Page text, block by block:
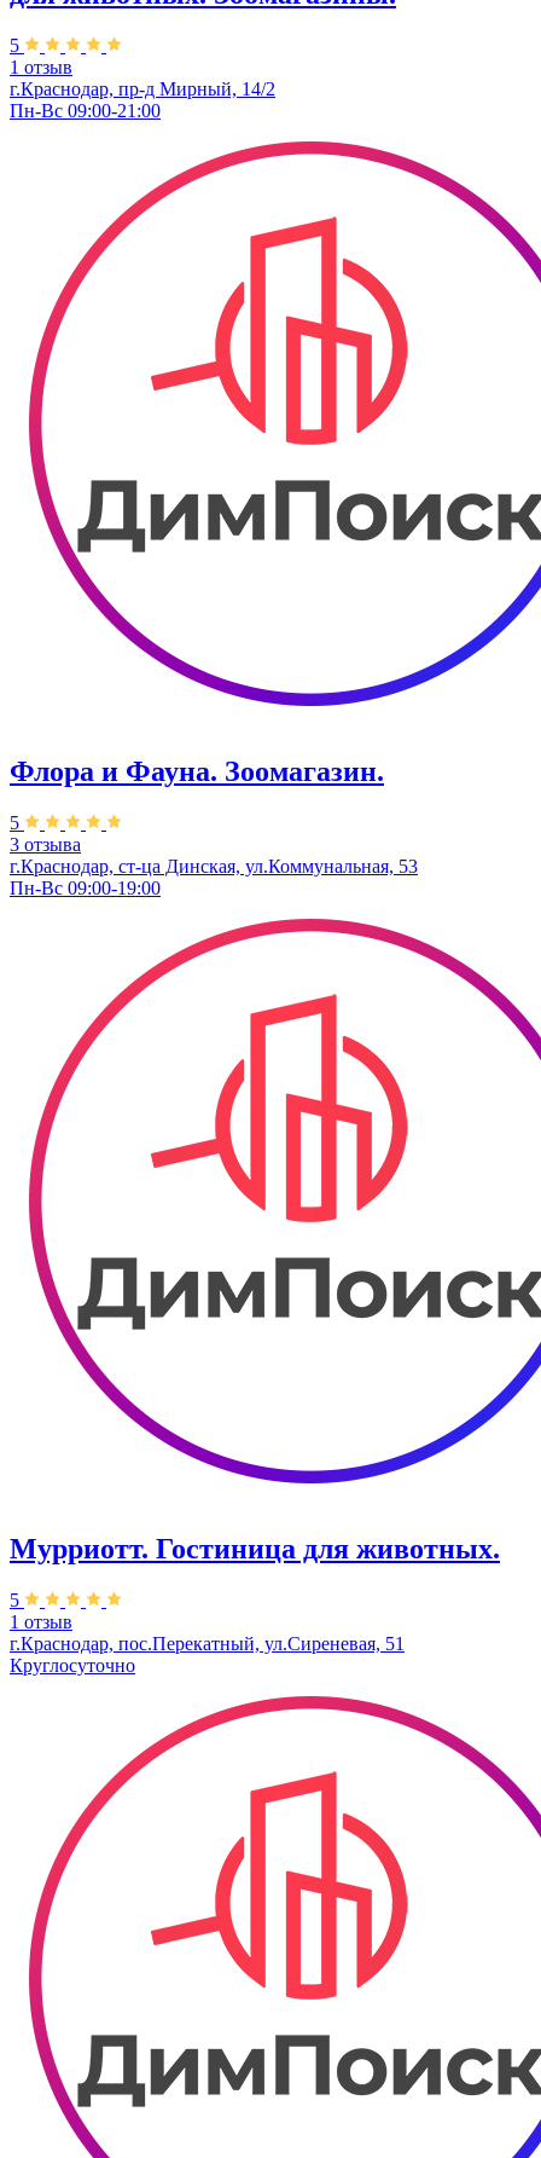
5
1 отзыв
г.Краснодар, пр-д Мирный, 14/2
Пн-Вс 09:00-21:00
Флора и Фауна. Зоомагазин.
5
3 отзыва
г.Краснодар, ст-ца Динская, ул.Коммунальная, 53
Пн-Вс 09:00-19:00
Мурриотт. Гостиница для животных.
5
1 отзыв
г.Краснодар, пос.Перекатный, ул.Сиреневая, 51
Круглосуточно